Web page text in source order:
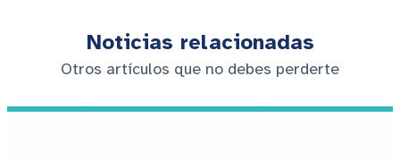
Noticias relacionadas
Otros artículos que no debes perderte